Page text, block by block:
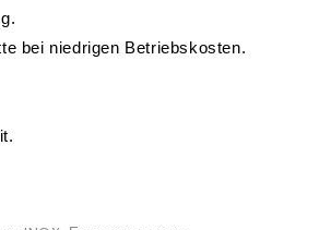
bei niedrigen Betriebskosten.